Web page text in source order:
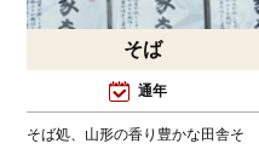
そば
通年
そば処、山形の香り豊かな田舎そ